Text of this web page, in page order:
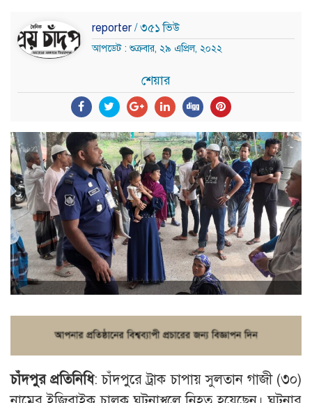
reporter / ৩৫১ ভিউ
আপডেট : শুক্রবার, ২৯ এপ্রিল, ২০২২
শেয়ার
চাঁদপুর প্রতিনিধি: চাঁদপুরে ট্রাক চাপায় সুলতান গাজী (৩০)